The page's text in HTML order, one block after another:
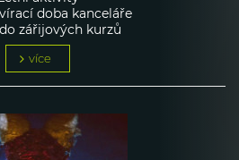
doba kanceláře
zářijových kurzů
více